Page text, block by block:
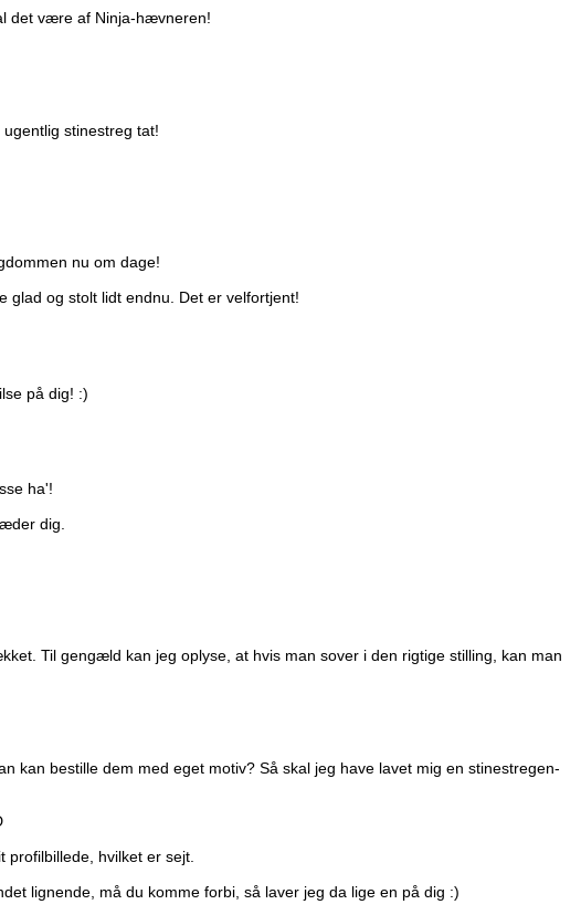
det være af Ninja-hævneren!
stinestreg tat!
nu om dage!
og stolt lidt endnu. Det er velfortjent!
på dig! :)
ha'!
dig.
Til gengæld kan jeg oplyse, at hvis man sover i den rigtige stilling, kan man
kan bestille dem med eget motiv? Så skal jeg have lavet mig en stinestregen-
profilbillede, hvilket er sejt.
lignende, må du komme forbi, så laver jeg da lige en på dig :)